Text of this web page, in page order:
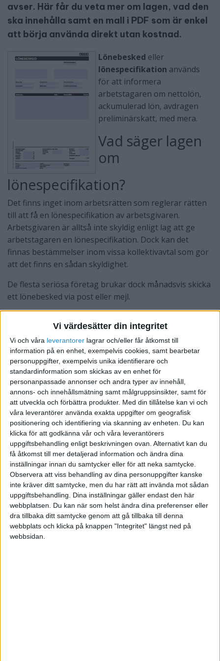
Vi värdesätter din integritet
Vi och våra leverantorer lagrar och/eller får åtkomst till
information på en enhet, exempelvis cookies, samt bearbetar
personuppgifter, exempelvis unika identifierare och
standardinformation som skickas av en enhet för
personanpassade annonser och andra typer av innehåll,
annons- och innehållsmätning samt målgruppsinsikter, samt för
att utveckla och förbättra produkter. Med din tillåtelse kan vi och
våra leverantörer använda exakta uppgifter om geografisk
positionering och identifiering via skanning av enheten. Du kan
klicka för att godkänna vår och våra leverantörers
uppgiftsbehandling enligt beskrivningen ovan. Alternativt kan du
få åtkomst till mer detaljerad information och ändra dina
inställningar innan du samtycker eller för att neka samtycke.
Observera att viss behandling av dina personuppgifter kanske
inte kräver ditt samtycke, men du har rätt att invända mot sådan
uppgiftsbehandling. Dina inställningar gäller endast den här
webbplatsen. Du kan när som helst ändra dina preferenser eller
dra tillbaka ditt samtycke genom att gå tillbaka till denna
webbplats och klicka på knappen "Integritet" längst ned på
webbsidan.
avser. Här får du veta mer om lagen, vad den
ska innehålla samt en mall i PDF som är enkel
att börja använda direkt utan kostnad.
Lönebesked eller
lönespecifikation används
för att informera
arbetstagaren om nettolön,
ackumulerad lön, avdragen
preliminärskatt, med mera.
Vad säger lagen
om
lönespecifikation?
Det finns inget inom arbetsrätten som reglerar rätten
till att få en lönespecifikation av arbetsgivaren.
Arbetsgivaren är alltså inte skyldig enligt lag att ge
arbetstagaren en lönespecifikation. Dock kan det
finnas bestämmelser inom vissa kollektivavtal som gör
att det finns en sådan skyldighet.
De flesta seriösa företag brukar dock månadsvis skicka
ett lönebesked via post eller mejl.
En lönespecifikation kan även användas av
arbetstagaren om arbetsgivaren av någon anledning
inte skulle betala in skatt för arbetstagaren, i det fallet
fungera lönebeskedet som ett bevis på utebliven
inbetalning av arbetsgivaren.